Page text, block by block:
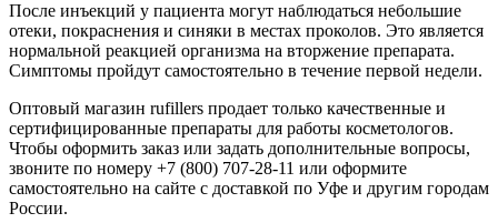
После инъекций у пациента могут наблюдаться небольшие
отеки, покраснения и синяки в местах проколов. Это является
нормальной реакцией организма на вторжение препарата.
Симптомы пройдут самостоятельно в течение первой недели.
Оптовый магазин rufillers продает только качественные и
сертифицированные препараты для работы косметологов.
Чтобы оформить заказ или задать дополнительные вопросы,
звоните по номеру +7 (800) 707-28-11 или оформите
самостоятельно на сайте с доставкой по Уфе и другим городам
России.